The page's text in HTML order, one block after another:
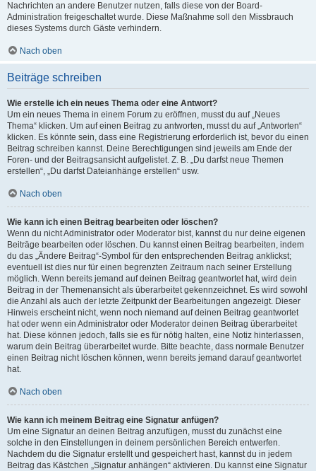
Nachrichten an andere Benutzer nutzen, falls diese von der Board-
Administration freigeschaltet wurde. Diese Maßnahme soll den Missbrauch
dieses Systems durch Gäste verhindern.
Nach oben
Beiträge schreiben
Wie erstelle ich ein neues Thema oder eine Antwort?
Um ein neues Thema in einem Forum zu eröffnen, musst du auf „Neues
Thema“ klicken. Um auf einen Beitrag zu antworten, musst du auf „Antworten“
klicken. Es könnte sein, dass eine Registrierung erforderlich ist, bevor du einen
Beitrag schreiben kannst. Deine Berechtigungen sind jeweils am Ende der
Foren- und der Beitragsansicht aufgelistet. Z. B. „Du darfst neue Themen
erstellen“, „Du darfst Dateianhänge erstellen“ usw.
Nach oben
Wie kann ich einen Beitrag bearbeiten oder löschen?
Wenn du nicht Administrator oder Moderator bist, kannst du nur deine eigenen
Beiträge bearbeiten oder löschen. Du kannst einen Beitrag bearbeiten, indem
du das „Ändere Beitrag“-Symbol für den entsprechenden Beitrag anklickst;
eventuell ist dies nur für einen begrenzten Zeitraum nach seiner Erstellung
möglich. Wenn bereits jemand auf deinen Beitrag geantwortet hat, wird dein
Beitrag in der Themenansicht als überarbeitet gekennzeichnet. Es wird sowohl
die Anzahl als auch der letzte Zeitpunkt der Bearbeitungen angezeigt. Dieser
Hinweis erscheint nicht, wenn noch niemand auf deinen Beitrag geantwortet
hat oder wenn ein Administrator oder Moderator deinen Beitrag überarbeitet
hat. Diese können jedoch, falls sie es für nötig halten, eine Notiz hinterlassen,
warum dein Beitrag überarbeitet wurde. Bitte beachte, dass normale Benutzer
einen Beitrag nicht löschen können, wenn bereits jemand darauf geantwortet
hat.
Nach oben
Wie kann ich meinem Beitrag eine Signatur anfügen?
Um eine Signatur an deinen Beitrag anzufügen, musst du zunächst eine
solche in den Einstellungen in deinem persönlichen Bereich entwerfen.
Nachdem du die Signatur erstellt und gespeichert hast, kannst du in jedem
Beitrag das Kästchen „Signatur anhängen“ aktivieren. Du kannst eine Signatur